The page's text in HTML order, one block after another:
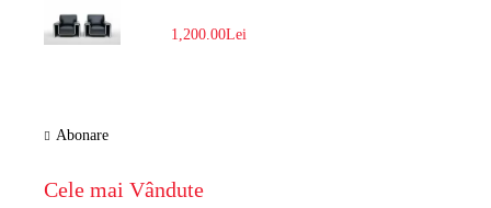
1,200.00Lei
Abonare
Cele mai Vândute